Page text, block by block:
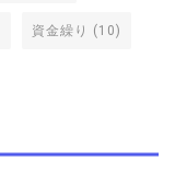
資金繰り (10)